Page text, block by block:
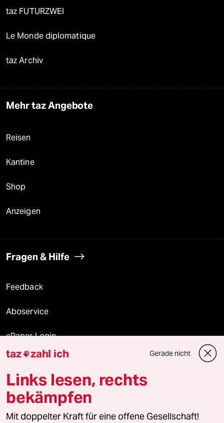
taz FUTURZWEI
Le Monde diplomatique
taz Archiv
Mehr taz Angebote
Reisen
Kantine
Shop
Anzeigen
Fragen & Hilfe
Feedback
Aboservice
ePaper Login
Downloads für Abonnierende
© 2026 taz Verlags und Vertriebs GmbH
Alle Rechte vorbehalten. Bei rechtlichen Fragen oder für Genehmigungen
taz zahl ich Gerade nicht
Links lesen, rechts
bekämpfen
Mit doppelter Kraft für eine offene Gesellschaft!